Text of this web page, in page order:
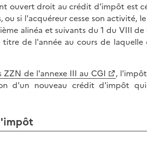
ouvert droit au crédit d'impôt est
si l'acquéreur cesse son activité,
alinéa et suivants du 1 du VIII de
de l'année au cours de laquelle
ZZN de l'annexe III au CGI
,
d'un nouveau crédit d'impôt